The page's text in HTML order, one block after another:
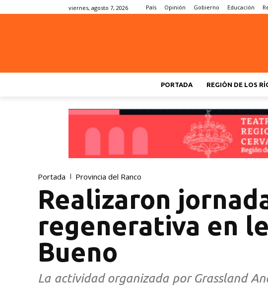
viernes, agosto 7, 2026 País Opinión Gobierno Educación
PORTADA REGIÓN DE LOS
Portada Provincia del Ranco
Realizaron
regenerativa en
Bueno
La actividad organizada por Grassland